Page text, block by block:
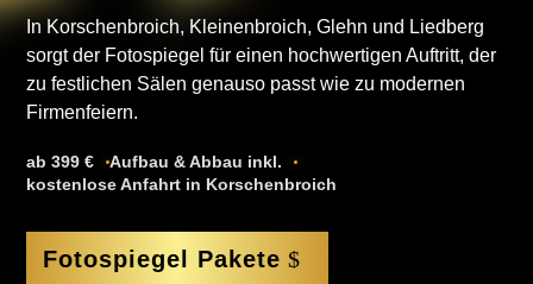
In Korschenbroich, Kleinenbroich, Glehn und Liedberg
sorgt der Fotospiegel für einen hochwertigen Auftritt, der
zu festlichen Sälen genauso passt wie zu modernen
Firmenfeiern.
ab 399 €
Aufbau & Abbau inkl.
kostenlose Anfahrt in Korschenbroich
Fotospiegel Pakete